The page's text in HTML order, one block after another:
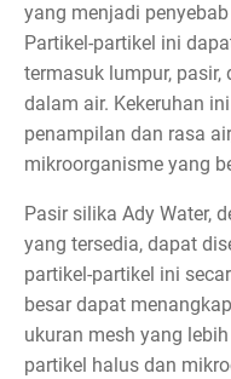
yang menjadi
Partikel-partikel ini
termasuk lumpur,
dalam air. Kekeruhan
penampilan dan rasa
mikroorganisme yang
Pasir silika Ady Water,
yang tersedia, dapat
partikel-partikel ini
besar dapat
ukuran mesh yang
partikel halus dan